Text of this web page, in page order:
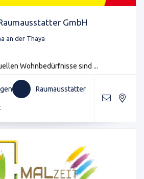
GmbH
an der Thaya
Wohnbedürfnisse sind ...
Raumausstatter